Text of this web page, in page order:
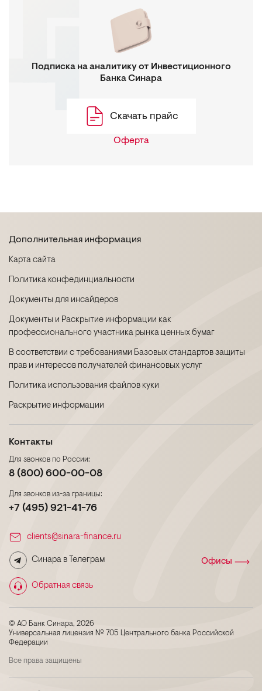
Подписка на аналитику от Инвестиционного
Банка Синара
Скачать прайс
Оферта
© АО Банк Синара, 2026
Универсальная лицензия № 705 Центрального банка Российской
Федерации
Все права защищены
Дополнительная информация
Карта сайта
Политика конфединциальности
Документы для инсайдеров
Документы и Раскрытие информации как
профессионального участника рынка ценных бумаг
В соответствии с требованиями Базовых стандартов защиты
прав и интересов получателей финансовых услуг
Политика использования файлов куки
Раскрытие информации
Контакты
clients@sinara-finance.ru
Синара в Телеграм
Обратная связь
Для звонков по России:
8 (800) 600-00-08
Для звонков из-за границы:
+7 (495) 921-41-76
Офисы